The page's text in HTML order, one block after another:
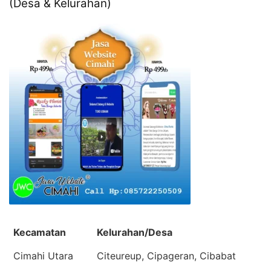
(Desa & Kelurahan)
Kecamatan
Kelurahan/Desa
Cimahi Utara
Citeureup, Cipageran, Cibabat